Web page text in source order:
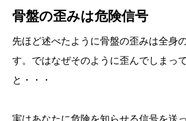
骨盤の歪みは危険信号
先ほど述べたように骨盤の歪みは全身
す。ではなぜそのように歪んでしまっ
と・・・